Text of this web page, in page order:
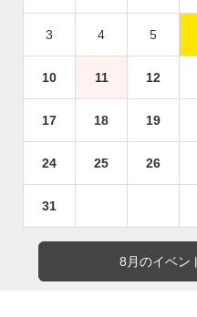
3 4 5
10 11 12
17 18 19
24 25 26
31
8月のイベン